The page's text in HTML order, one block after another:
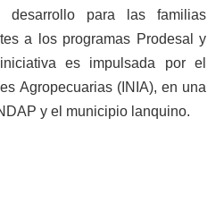
desarrollo para las familias
a los programas Prodesal y
es impulsada por el
Agropecuarias (INIA), en una
y el municipio lanquino.